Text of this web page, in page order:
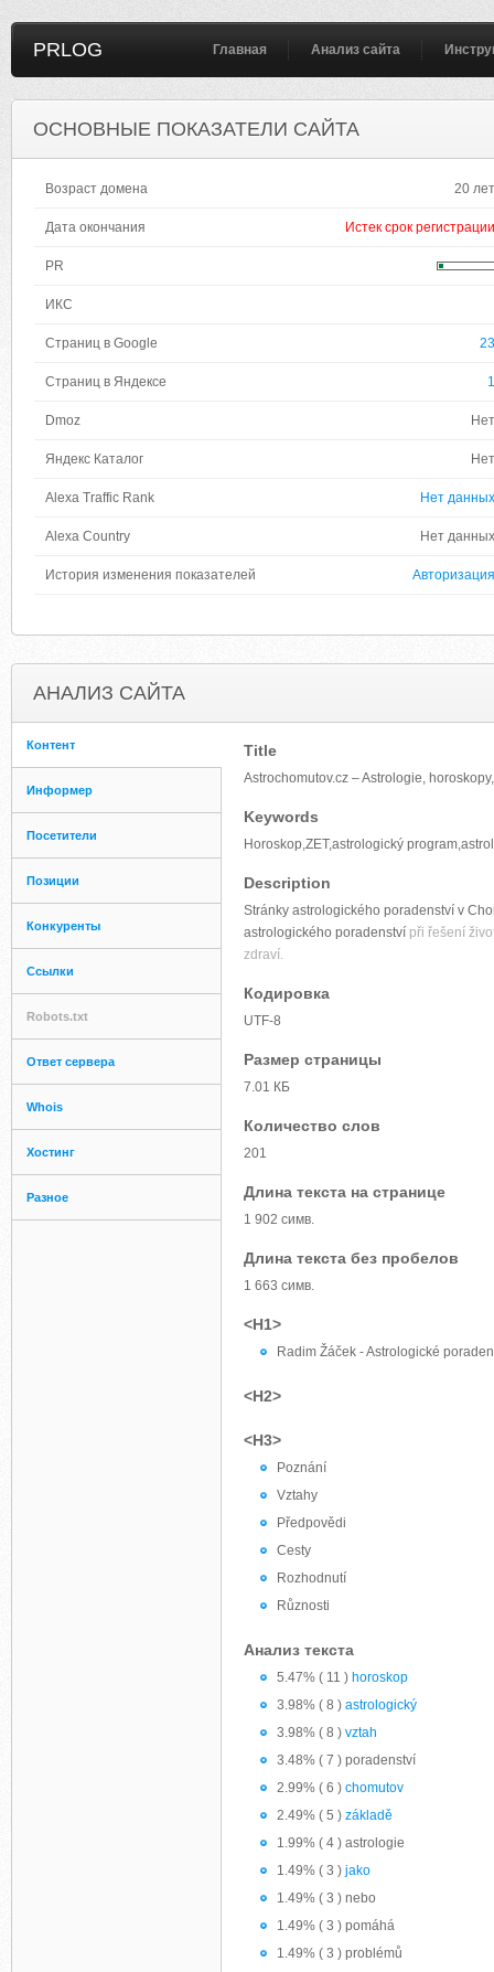
PRLOG Главная Анализ сайта
ОСНОВНЫЕ ПОКАЗАТЕЛИ САЙТА
Возраст домена 20 лет
Дата окончания Истек срок регистрации
PR
ИКС
Страниц в Google 23
Страниц в Яндексе 1
Dmoz Нет
Яндекс Каталог Нет
Alexa Traffic Rank Нет данных
Alexa Country Нет данных
История изменения показателей Авторизация
АНАЛИЗ САЙТА
Контент
Информер
Посетители
Позиции
Конкуренты
Ссылки
Robots.txt
Ответ сервера
Whois
Хостинг
Разное
Title
Astrochomutov.cz – Astrologie,
Keywords
Horoskop,ZET,astrologický
Description
Stránky astrologického poradenství v
astrologického poradenství při řešení
zdraví.
Кодировка
UTF-8
Размер страницы
7.01 КБ
Количество слов
201
Длина текста на странице
1 902 симв.
Длина текста без пробелов
1 663 симв.
<H1>
Radim Žáček - Astrologické
<H2>
<H3>
Poznání
Vztahy
Předpovědi
Cesty
Rozhodnutí
Různosti
Анализ текста
5.47% ( 11 ) horoskop
3.98% ( 8 ) astrologický
3.98% ( 8 ) vztah
3.48% ( 7 ) poradenství
2.99% ( 6 ) chomutov
2.49% ( 5 ) základě
1.99% ( 4 ) astrologie
1.49% ( 3 ) jako
1.49% ( 3 ) nebo
1.49% ( 3 ) pomáhá
1.49% ( 3 ) problémů